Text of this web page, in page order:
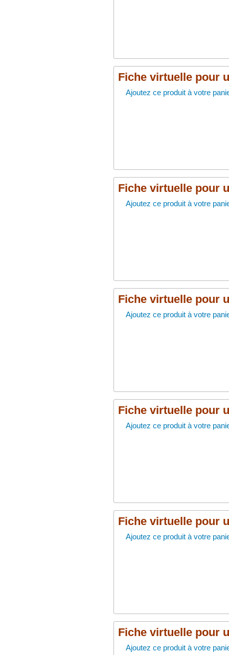
Fiche virtuelle pour
Ajoutez ce produit à votre
Fiche virtuelle pour
Ajoutez ce produit à votre
Fiche virtuelle pour
Ajoutez ce produit à votre
Fiche virtuelle pour
Ajoutez ce produit à votre
Fiche virtuelle pour
Ajoutez ce produit à votre
Fiche virtuelle pour
Ajoutez ce produit à votre